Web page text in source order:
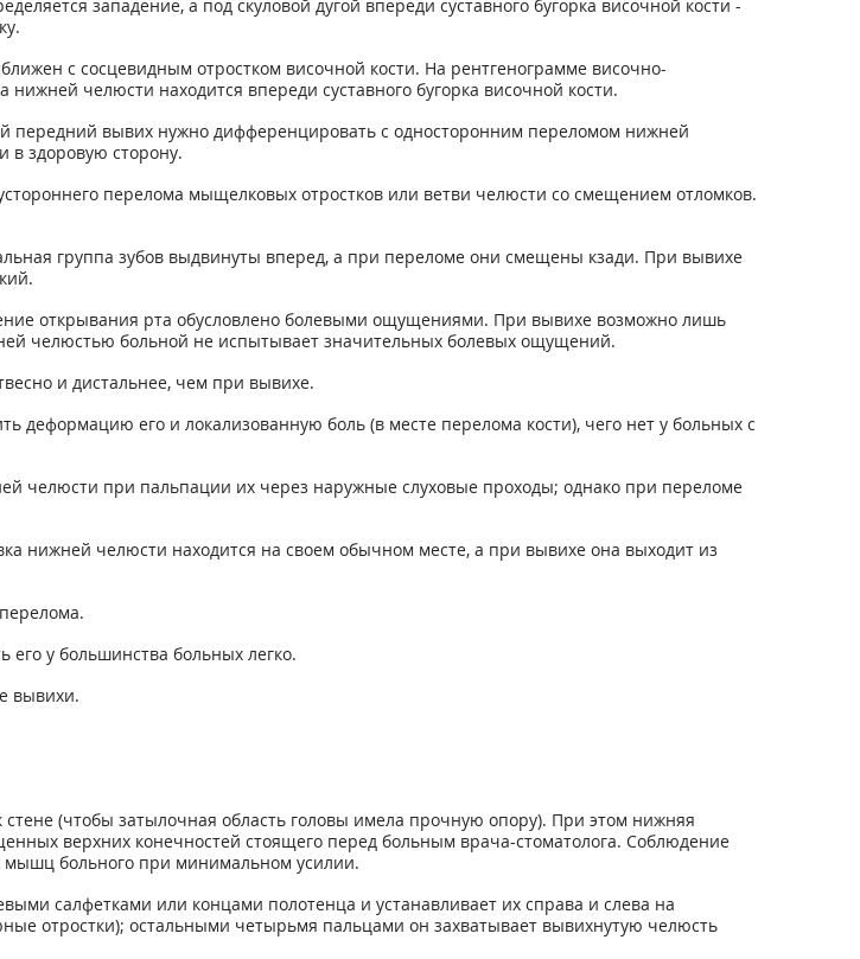
западение, а под скуловой дугой впереди суставного бугорка височной кости -
с сосцевидным отростком височной кости. На рентгенограмме височно-
челюсти находится впереди суставного бугорка височной кости.
вывих нужно дифференцировать с односторонним переломом нижней
в здоровую сторону.
перелома мыщелковых отростков или ветви челюсти со смещением отломков.
группа зубов выдвинуты вперед, а при переломе они смещены кзади. При вывихе
открывания рта обусловлено болевыми ощущениями. При вывихе возможно лишь
челюстью больной не испытывает значительных болевых ощущений.
и дистальнее, чем при вывихе.
деформацию его и локализованную боль (в месте перелома кости), чего нет у больных с
челюсти при пальпации их через наружные слуховые проходы; однако при переломе
нижней челюсти находится на своем обычном месте, а при вывихе она выходит из
его у большинства больных легко.
вывихи.
(чтобы затылочная область головы имела прочную опору). При этом нижняя
верхних конечностей стоящего перед больным врача-стоматолога. Соблюдение
мышц больного при минимальном усилии.
салфетками или концами полотенца и устанавливает их справа и слева на
отростки); остальными четырьмя пальцами он захватывает вывихнутую челюсть